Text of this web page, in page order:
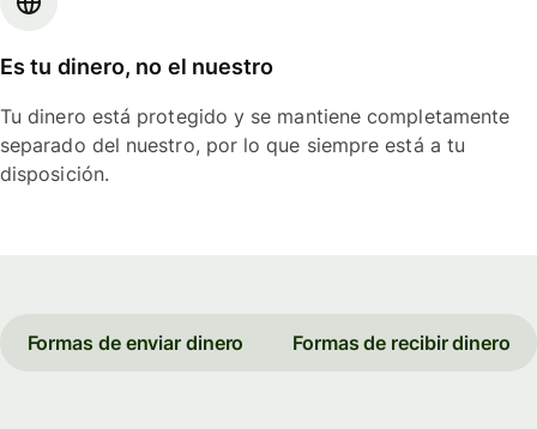
Es tu dinero, no el nuestro
Tu dinero está protegido y se mantiene completamente
separado del nuestro, por lo que siempre está a tu
disposición.
Formas de enviar dinero Formas de recibir dinero